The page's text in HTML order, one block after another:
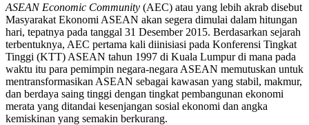
ASEAN Economic Community (AEC) atau yang lebih akrab disebut
Masyarakat Ekonomi ASEAN akan segera dimulai dalam hitungan
hari, tepatnya pada tanggal 31 Desember 2015. Berdasarkan sejarah
terbentuknya, AEC pertama kali diinisiasi pada Konferensi Tingkat
Tinggi (KTT) ASEAN tahun 1997 di Kuala Lumpur di mana pada
waktu itu para pemimpin negara-negara ASEAN memutuskan untuk
mentransformasikan ASEAN sebagai kawasan yang stabil, makmur,
dan berdaya saing tinggi dengan tingkat pembangunan ekonomi
merata yang ditandai kesenjangan sosial ekonomi dan angka
kemiskinan yang semakin berkurang.